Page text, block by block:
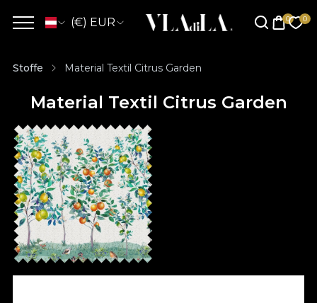
(€) EUR
Stoffe Material Textil Citrus Garden
Material Textil Citrus Garden